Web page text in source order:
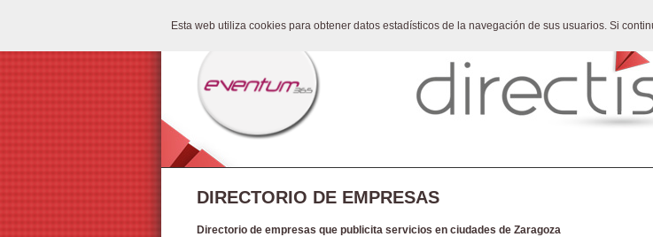
Esta web utiliza cookies para obtener datos estadísticos de la navegación de sus usuarios. Si
DIRECTORIO DE EMPRESAS
Directorio de empresas que publicita servicios en ciudades de Zaragoza